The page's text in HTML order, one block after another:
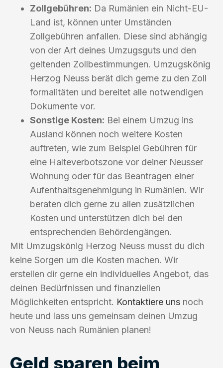
Zollgebühren: Da Rumänien ein Nicht-EU-
Land ist, können unter Umständen
Zollgebühren anfallen. Diese sind abhängig
von der Art deines Umzugsguts und den
geltenden Zollbestimmungen. Umzugskönig
Herzog Neuss berät dich gerne zu den Zoll
formalitäten und bereitet alle notwendigen
Dokumente vor.
Sonstige Kosten: Bei einem Umzug ins
Ausland können noch weitere Kosten
auftreten, wie zum Beispiel Gebühren für
eine Halteverbotszone vor deiner Neusser
Wohnung oder für das Beantragen einer
Aufenthaltsgenehmigung in Rumänien. Wir
beraten dich gerne zu allen zusätzlichen
Kosten und unterstützen dich bei den
entsprechenden Behördengängen.
Mit Umzugskönig Herzog Neuss musst du dich
keine Sorgen um die Kosten machen. Wir
erstellen dir gerne ein individuelles Angebot, das
deinen Bedürfnissen und finanziellen
Möglichkeiten entspricht. Kontaktiere uns noch
heute und lass uns gemeinsam deinen Umzug
von Neuss nach Rumänien planen!
Geld sparen beim